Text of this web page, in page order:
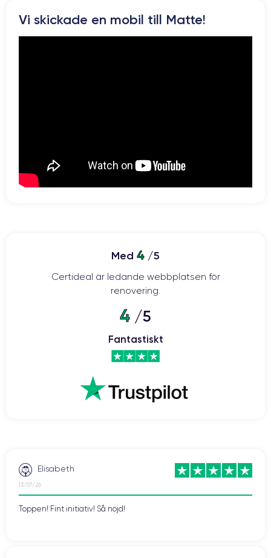
Pour en savoir plus sur les caractéristiques de ce smartphone,
Vi skickade en mobil till Matte!
Med 4 /5
Certideal är ledande webbplatsen för
renovering.
4 /5
Fantastiskt
Elisabeth
13/07/26
Toppen! Fint initiativ! Så nöjd!